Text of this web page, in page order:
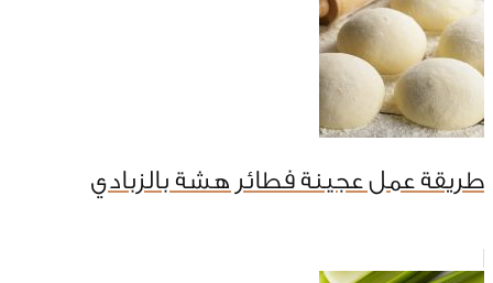
طريقة عمل عجينة فطائر هشة بالزبادي